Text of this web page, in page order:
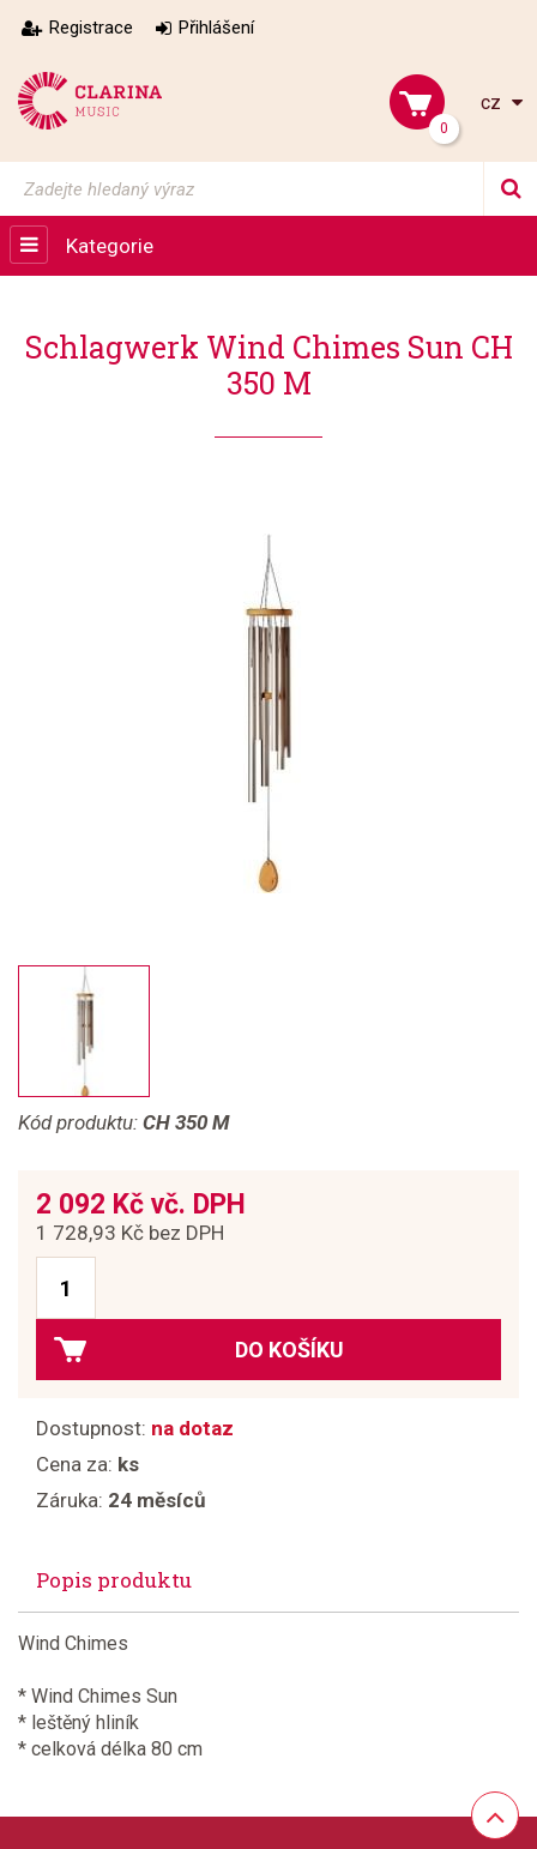
Registrace Přihlášení
0
cz
Kategorie
Schlagwerk Wind Chimes Sun CH
350 M
Kód produktu: CH 350 M
2 092 Kč vč. DPH
1 728,93 Kč bez DPH
DO KOŠÍKU
Dostupnost: na dotaz
Cena za: ks
Záruka: 24 měsíců
Popis produktu
Wind Chimes
* Wind Chimes Sun
* leštěný hliník
* celková délka 80 cm